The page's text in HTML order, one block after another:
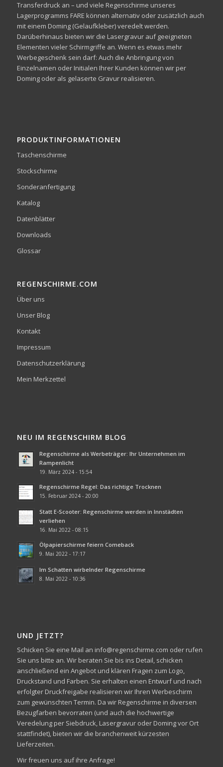
Transferdruck an – und viele Regenschirme unseres
Lagerprogramms FARE können alternativ oder zusätzlich auch
mit einem Doming (Gelaufkleber) veredelt werden.
Darüberhinaus bieten wir die Lasergravur auf geeigneten
Elementen vieler Schirmgriffe an. Wenn es etwas mehr
Werbegeschenk sein darf: Auch die Anbringung von
Einzelnamen oder Initialen Ihrer Kunden können wir per
Doming oder als gelaserte Gravur realisieren.
PRODUKTINFORMATIONEN
Taschenschirme
Stockschirme
Sonderanfertigung
Katalog
Datenblätter
Downloads
Glossar
REGENSCHIRME.COM
Über uns
Unser Blog
Kontakt
Impressum
Datenschutzerklärung
Mein Merkzettel
NEU IM REGENSCHIRM BLOG
Regenschirme als Werbeträger: Ihr Unternehmen im
Rampenlicht
19. März 2024 - 15:54
Regenschirme Regel: Das richtige Trocknen
15. Februar 2024 - 20:00
Statt E-Scooter: Regenschirme werden in Innstädten
verliehen
16. Mai 2022 - 08:15
Ölpapierschirme feiern Comeback
9. Mai 2022 - 17:17
Im Schatten wirbelnder Regenschirme
8. Mai 2022 - 10:36
UND JETZT?
Schicken Sie eine Mail an info@regenschirme.com oder rufen
Sie uns bitte an. Wir beraten Sie bis ins Detail, schicken
anschließend ein Angebot und klären Fragen zum Logo,
Druckstand und Farben. Sie erhalten einen Entwurf und nach
erfolgter Druckfreigabe realisieren wir Ihren Werbeschirm
zum gewünschten Termin. Da wir Regenschirme in diversen
Bezugfarben bevorraten (und auch die hochwertige
Veredelung per Siebdruck, Lasergravur oder Doming vor Ort
stattfindet), bieten wir die branchenweit kürzesten
Lieferzeiten.
Wir freuen uns auf ihre Anfrage!